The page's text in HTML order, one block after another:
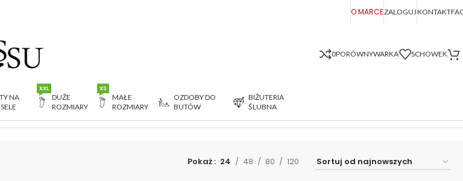
O MARCEZALOGUJKONTAKT
0PORÓWNYWARKA SCHOWEK
NA
DUŻE
ROZMIARY
XXL
MAŁE
ROZMIARY
XS
OZDOBY DO
BUTÓW
BIŻUTERIA
ŚLUBNA
Pokaż 24 48 80 120